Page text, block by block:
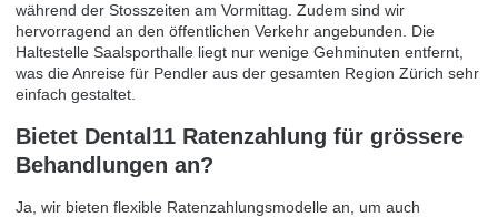
während der Stosszeiten am Vormittag. Zudem sind wir
hervorragend an den öffentlichen Verkehr angebunden. Die
Haltestelle Saalsporthalle liegt nur wenige Gehminuten entfernt,
was die Anreise für Pendler aus der gesamten Region Zürich sehr
einfach gestaltet.
Bietet Dental11 Ratenzahlung für grössere
Behandlungen an?
Ja, wir bieten flexible Ratenzahlungsmodelle an, um auch